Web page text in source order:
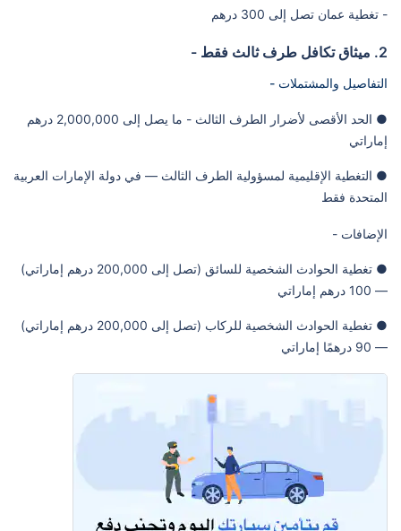
- تغطية عمان تصل إلى 300 درهم
2. ميثاق تكافل طرف ثالث فقط -
التفاصيل والمشتملات -
● الحد الأقصى لأضرار الطرف الثالث - ما يصل إلى 2,000,000 درهم
إماراتي
● التغطية الإقليمية لمسؤولية الطرف الثالث — في دولة الإمارات العربية
المتحدة فقط
الإضافات -
● تغطية الحوادث الشخصية للسائق (تصل إلى 200,000 درهم إماراتي)
— 100 درهم إماراتي
● تغطية الحوادث الشخصية للركاب (تصل إلى 200,000 درهم إماراتي)
— 90 درهمًا إماراتي